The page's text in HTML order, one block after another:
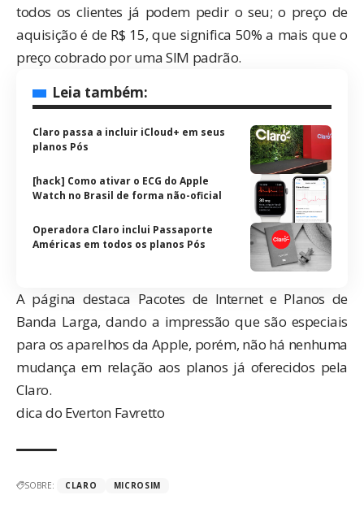
todos os clientes já podem pedir o seu; o preço de
aquisição é de R$ 15, que significa 50% a mais que o
preço cobrado por uma SIM padrão.
Leia também:
Claro passa a incluir iCloud+ em seus
planos Pós
[hack] Como ativar o ECG do Apple
Watch no Brasil de forma não-oficial
Operadora Claro inclui Passaporte
Américas em todos os planos Pós
A página destaca Pacotes de Internet e Planos de
Banda Larga, dando a impressão que são especiais
para os aparelhos da Apple, porém, não há nenhuma
mudança em relação aos planos já oferecidos pela
Claro.
dica do Everton Favretto
SOBRE: CLARO MICROSIM